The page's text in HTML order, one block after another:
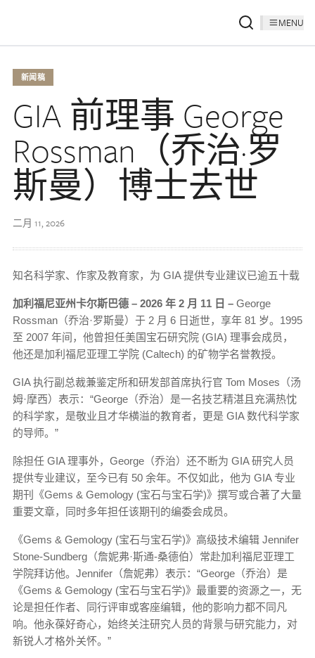
MENU
新闻稿
GIA 前理事 George
Rossman（乔治·罗
斯曼）博士去世
二月 11, 2026
知名科学家、作家及教育家，为 GIA 提供专业建议已逾五十载
加利福尼亚州卡尔斯巴德 – 2026 年 2 月 11 日 – George
Rossman（乔治·罗斯曼）于 2 月 6 日逝世，享年 81 岁。1995
至 2007 年间，他曾担任美国宝石研究院 (GIA) 理事会成员，
他还是加利福尼亚理工学院 (Caltech) 的矿物学名誉教授。
GIA 执行副总裁兼鉴定所和研发部首席执行官 Tom Moses（汤
姆·摩西）表示：“George（乔治）是一名技艺精湛且充满热忱
的科学家，是敬业且才华横溢的教育者，更是 GIA 数代科学家
的导师。”
除担任 GIA 理事外，George（乔治）还不断为 GIA 研究人员
提供专业建议，至今已有 50 余年。不仅如此，他为 GIA 专业
期刊《Gems & Gemology (宝石与宝石学)》撰写或合著了大量
重要文章，同时多年担任该期刊的编委会成员。
《Gems & Gemology (宝石与宝石学)》高级技术编辑 Jennifer
Stone-Sundberg（詹妮弗·斯通-桑德伯）常赴加利福尼亚理工
学院拜访他。Jennifer（詹妮弗）表示：“George（乔治）是
《Gems & Gemology (宝石与宝石学)》最重要的资源之一，无
论是担任作者、同行评审或客座编辑，他的影响力都不同凡
响。他永葆好奇心，始终关注研究人员的背景与研究能力，对
新锐人才格外关怀。”